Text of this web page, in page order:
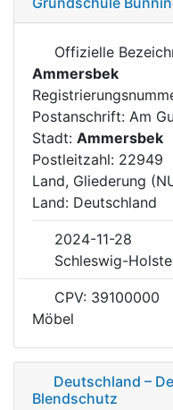
Offizielle
Ammersbek
Postanschrift: Am
Stadt: Ammersbek
Postleitzahl: 22949
Land, Gliederung
Land: Deutschland
2024-11-28
Schleswig-
CPV: 39100000
Möbel
Deutschland –
Blendschutz